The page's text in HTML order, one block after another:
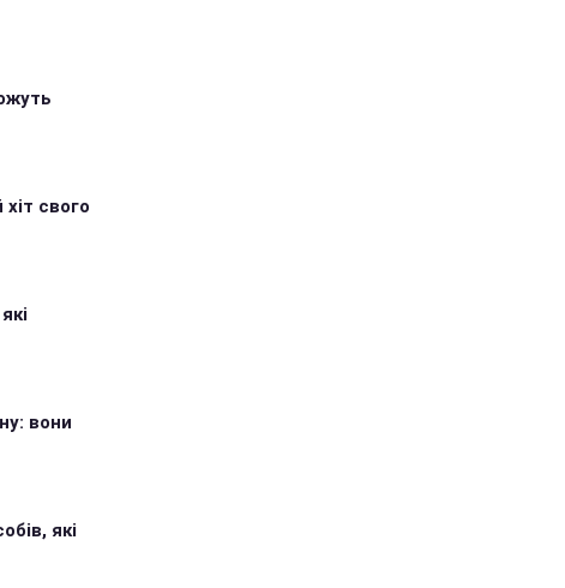
свого
вони
які